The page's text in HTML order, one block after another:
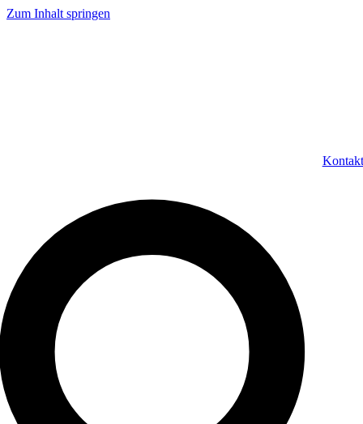
Zum Inhalt springen
Kontakt